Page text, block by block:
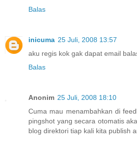
Balas
inicuma 25 Juli, 2008 13:57
aku regis kok gak dapat email
Balas
Anonim 25 Juli, 2008 18:10
Cuma mau menambahkan di
pingshot yang secara otomatis
blog direktori tiap kali kita publish